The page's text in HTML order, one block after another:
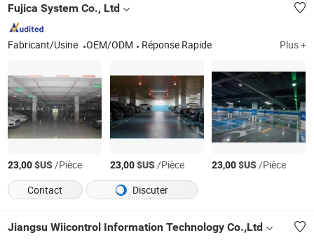
Fujica System Co., Ltd
Fabricant/Usine OEM/ODM Réponse Rapide Plus +
23,00$US/Pièce 23,00$US/Pièce 23,00$US/Pièce
Contact
Discuter
Jiangsu Wiicontrol Information Technology Co.,Ltd